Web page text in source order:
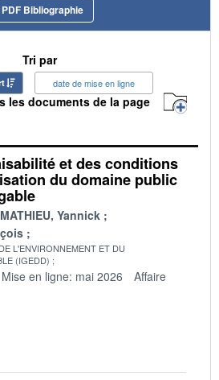
PDF Bibliographie
Tri par
date de mise en ligne
les documents de la page
et des conditions
du domaine public
MATHIEU, Yannick
L'ENVIRONNEMENT ET DU
(IGEDD)
Mise en ligne: mai 2026
Affaire